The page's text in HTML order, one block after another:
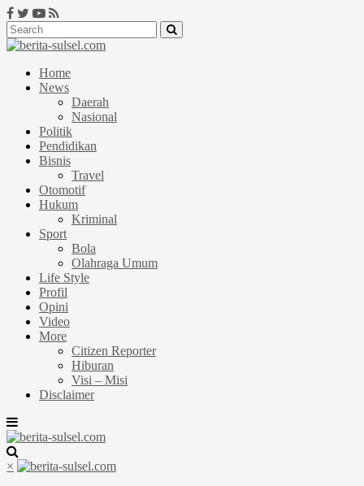
Home
News
Daerah
Nasional
Politik
Pendidikan
Bisnis
Travel
Otomotif
Hukum
Kriminal
Sport
Bola
Olahraga Umum
Life Style
Profil
Opini
Video
More
Citizen Reporter
Hiburan
Visi – Misi
Disclaimer
×